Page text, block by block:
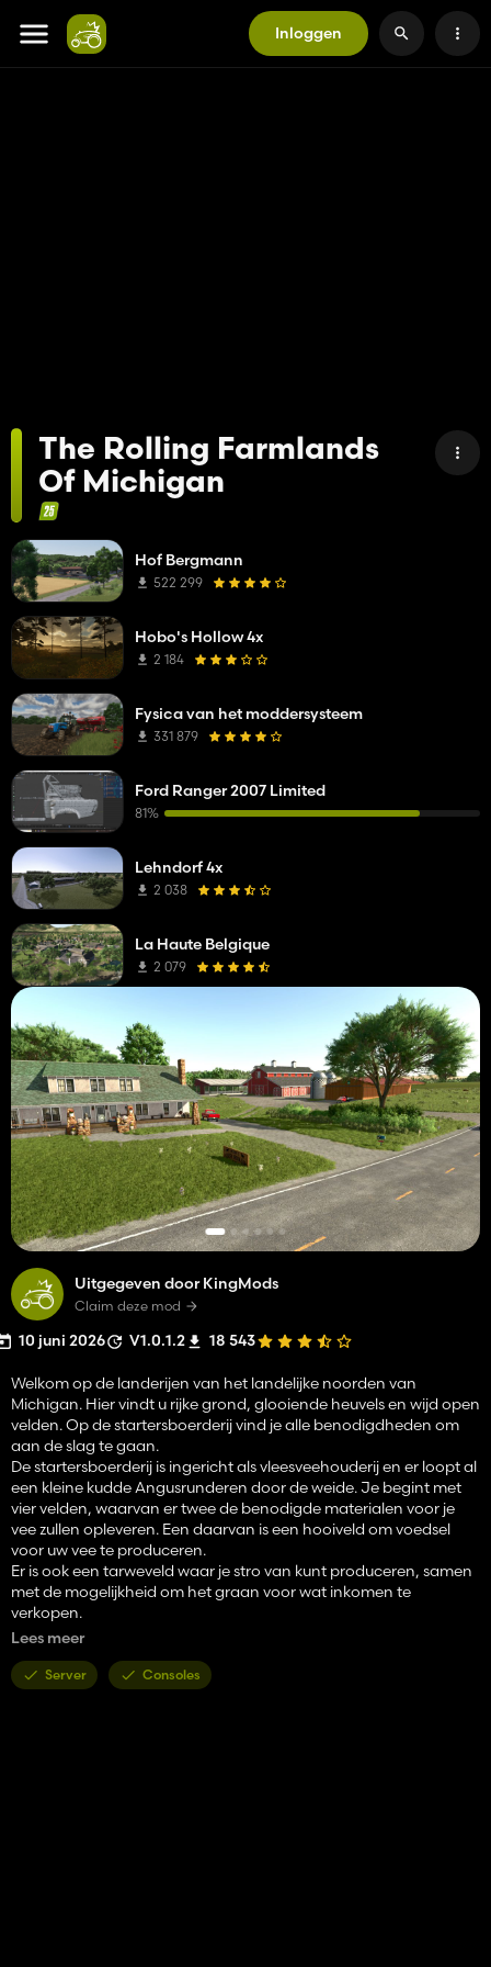
Inloggen
The Rolling Farmlands
Of Michigan
Uitgegeven door KingMods
Claim deze mod
10 juni 2026 V1.0.1.2 18 543
Welkom op de landerijen van het landelijke noorden van
Michigan. Hier vindt u rijke grond, glooiende heuvels en wijd open
velden. Op de startersboerderij vind je alle benodigdheden om
aan de slag te gaan.
De startersboerderij is ingericht als vleesveehouderij en er loopt al
een kleine kudde Angusrunderen door de weide. Je begint met
vier velden, waarvan er twee de benodigde materialen voor je
vee zullen opleveren. Een daarvan is een hooiveld om voedsel
voor uw vee te produceren.
Er is ook een tarweveld waar je stro van kunt produceren, samen
met de mogelijkheid om het graan voor wat inkomen te
verkopen.
Er zijn 70 landbouwgronden beschikbaar voor aankoop en 38
Naast de startersboerderij zijn er nog drie andere vooraf
gebouwde boerderijen die je kunt kopen. De ene is een heel
Lees meer
Server Consoles
Hof Bergmann
522 299
Hobo's Hollow 4x
2 184
Fysica van het moddersysteem
331 879
Ford Ranger 2007 Limited
81%
Lehndorf 4x
2 038
La Haute Belgique
2 079